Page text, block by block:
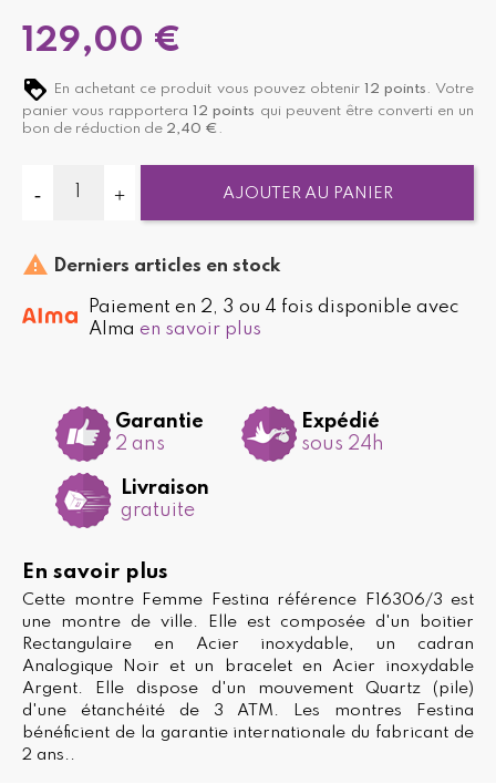
129,00 €
En achetant ce produit vous pouvez obtenir 12 points . Votre
panier vous rapportera12 points qui peuvent être converti en un
bon de réduction de 2,40 € .
AJOUTER AU PANIER
 Derniers articles en stock
Paiement en 2, 3 ou 4 fois disponible avec
Alma en savoir plus
Garantie
2 ans
Expédié
sous 24h
Livraison
gratuite
En savoir plus
Cette montre Femme Festina référence F16306/3 est
une montre de ville. Elle est composée d'un boitier
Rectangulaire en Acier inoxydable, un cadran
Analogique Noir et un bracelet en Acier inoxydable
Argent. Elle dispose d'un mouvement Quartz (pile)
d'une étanchéité de 3 ATM. Les montres Festina
bénéficient de la garantie internationale du fabricant de
2 ans..